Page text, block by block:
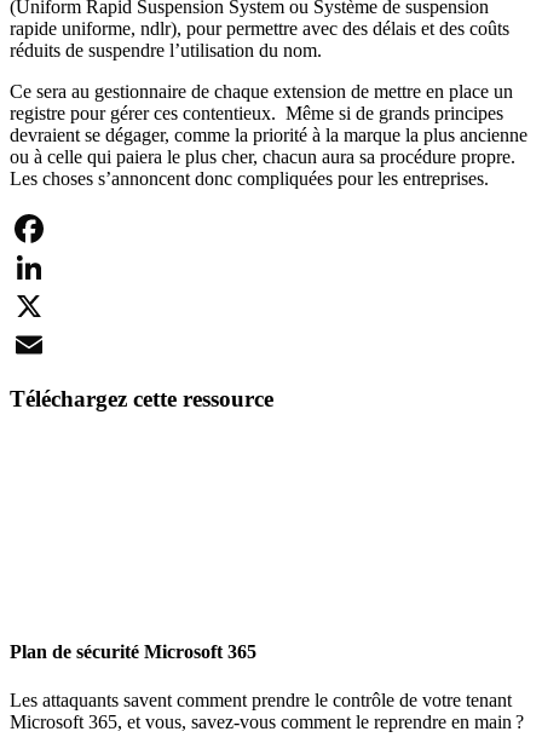
(Uniform Rapid Suspension System ou Système de suspension
rapide uniforme, ndlr), pour permettre avec des délais et des coûts
réduits de suspendre l’utilisation du nom.
Ce sera au gestionnaire de chaque extension de mettre en place un
registre pour gérer ces contentieux. Même si de grands principes
devraient se dégager, comme la priorité à la marque la plus ancienne
ou à celle qui paiera le plus cher, chacun aura sa procédure propre.
Les choses s’annoncent donc compliquées pour les entreprises.
Facebook
LinkedIn
X
Téléchargez cette ressource
Plan de sécurité Microsoft 365
Les attaquants savent comment prendre le contrôle de votre tenant
Microsoft 365, et vous, savez-vous comment le reprendre en main ?